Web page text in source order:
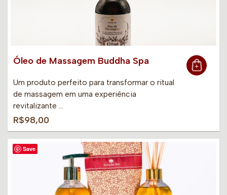
Óleo de Massagem Buddha Spa
Um produto perfeito para transformar o ritual
de massagem em uma experiência
revitalizante …
R$98,00
Save